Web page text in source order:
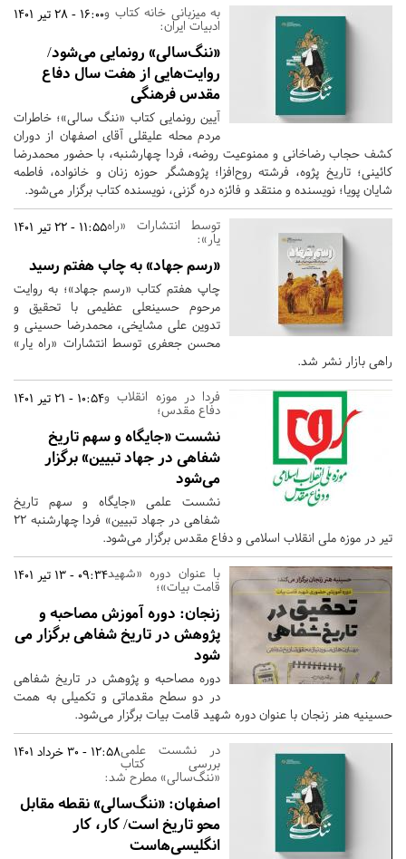
16:00 - 28 تیر 1401به میزبانی خانه کتاب و
ادبیات ایران:
«ننگ‌سالی» رونمایی می‌شود/
روایت‌هایی از هفت سال دفاع
مقدس فرهنگی
آیین رونمایی کتاب «ننگ سالی»؛ خاطرات
مردم محله علیقلی آقای اصفهان از دوران
کشف حجاب رضاخانی و ممنوعیت روضه، فردا چهارشنبه، با حضور محمدرضا
کائینی؛ تاریخ پژوه، فرشته روح‌افزا؛ پژوهشگر حوزه زنان و خانواده، فاطمه
شایان پویا؛ نویسنده و منتقد و فائزه دره گزنی، نویسنده کتاب برگزار می‌شود.
11:55 - 22 تیر 1401توسط انتشارات «راه
یار»:
«رسم جهاد» به چاپ هفتم رسید
چاپ هفتم کتاب «رسم جهاد»؛ به روایت
مرحوم حسینعلی عظیمی با تحقیق و
تدوین علی مشایخی، محمدرضا حسینی و
محسن جعفری توسط انتشارات «راه یار»
راهی بازار نشر شد.
10:54 - 21 تیر 1401فردا در موزه انقلاب و
دفاع مقدس؛
نشست «جایگاه و سهم تاریخ
شفاهی در جهاد تبیین» برگزار
می‌شود
نشست علمی «جایگاه و سهم تاریخ
شفاهی در جهاد تبیین» فردا چهارشنبه ۲۲
تیر در موزه ملی انقلاب اسلامی و دفاع مقدس برگزار می‌شود.
09:34 - 13 تیر 1401با عنوان دوره «شهید
قامت بیات»؛
زنجان: دوره آموزش مصاحبه و
پژوهش در تاریخ شفاهی برگزار می
شود
دوره مصاحبه و پژوهش در تاریخ شفاهی
در دو سطح مقدماتی و تکمیلی به همت
حسینیه هنر زنجان با عنوان دوره شهید قامت بیات برگزار می‌شود.
12:58 - 30 خرداد 1401در نشست علمی
بررسی کتاب
«ننگ‌سالی» مطرح شد:
اصفهان: «ننگ‌سالی» نقطه مقابل
محو تاریخ است/ کار، کار
انگلیسی‌هاست